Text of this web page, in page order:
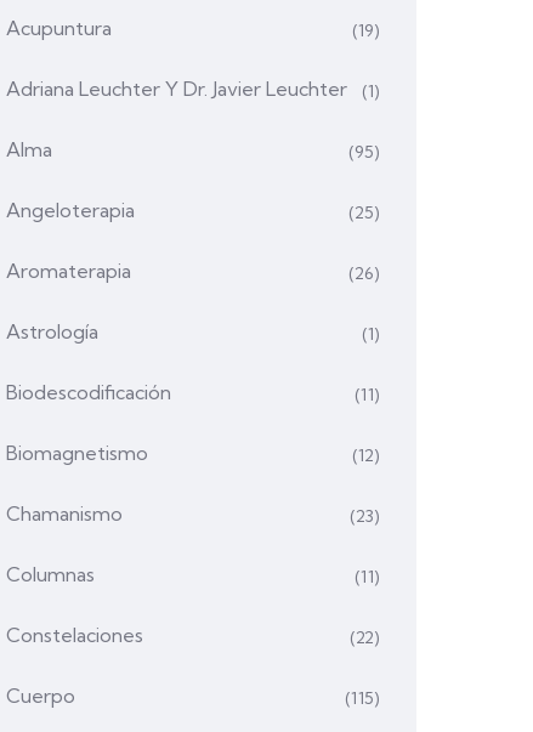
Acupuntura (19)
Adriana Leuchter Y Dr. Javier Leuchter (1)
Alma (95)
Angeloterapia (25)
Aromaterapia (26)
Astrología (1)
Biodescodificación (11)
Biomagnetismo (12)
Chamanismo (23)
Columnas (11)
Constelaciones (22)
Cuerpo (115)